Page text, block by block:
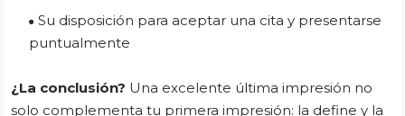
Su disposición para aceptar una cita y presentarse
puntualmente
¿La conclusión? Una excelente última impresión no
solo complementa tu primera impresión: la define y la